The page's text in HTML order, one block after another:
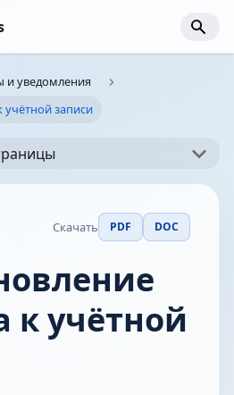
и уведомления
учётной записи
Скачать PDF DOC
к учётной